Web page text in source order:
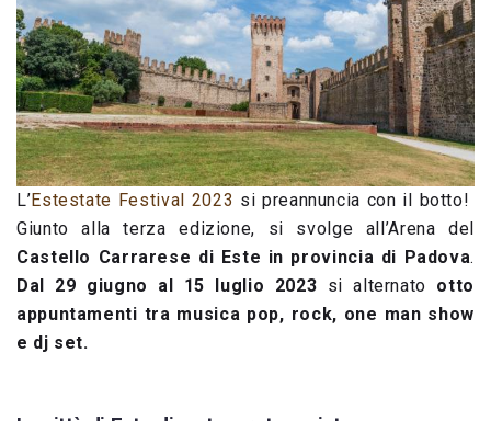
L’Estestate Festival 2023 si preannuncia con il botto!
Giunto alla terza edizione, si svolge all’Arena del
Castello Carrarese di Este in provincia di Padova.
Dal 29 giugno al 15 luglio 2023 si alternato otto
appuntamenti tra musica pop, rock, one man show
e dj set.